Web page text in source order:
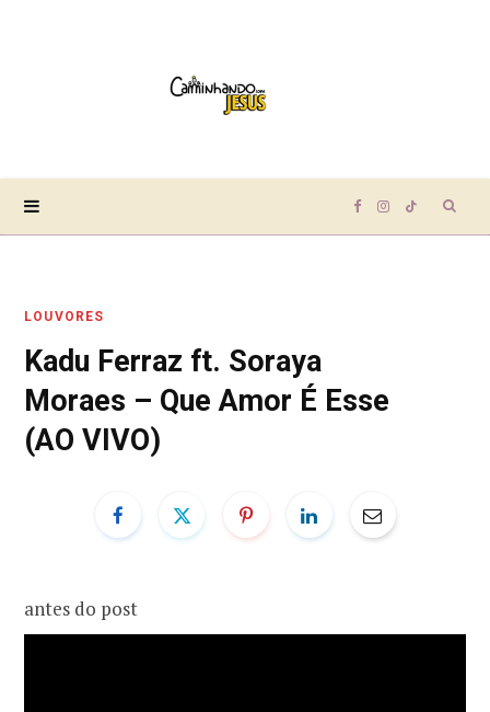
F
o
I T
LOUVORES
Kadu Ferraz ft. Soraya
Moraes – Que Amor É Esse
(AO VIVO)
antes do post